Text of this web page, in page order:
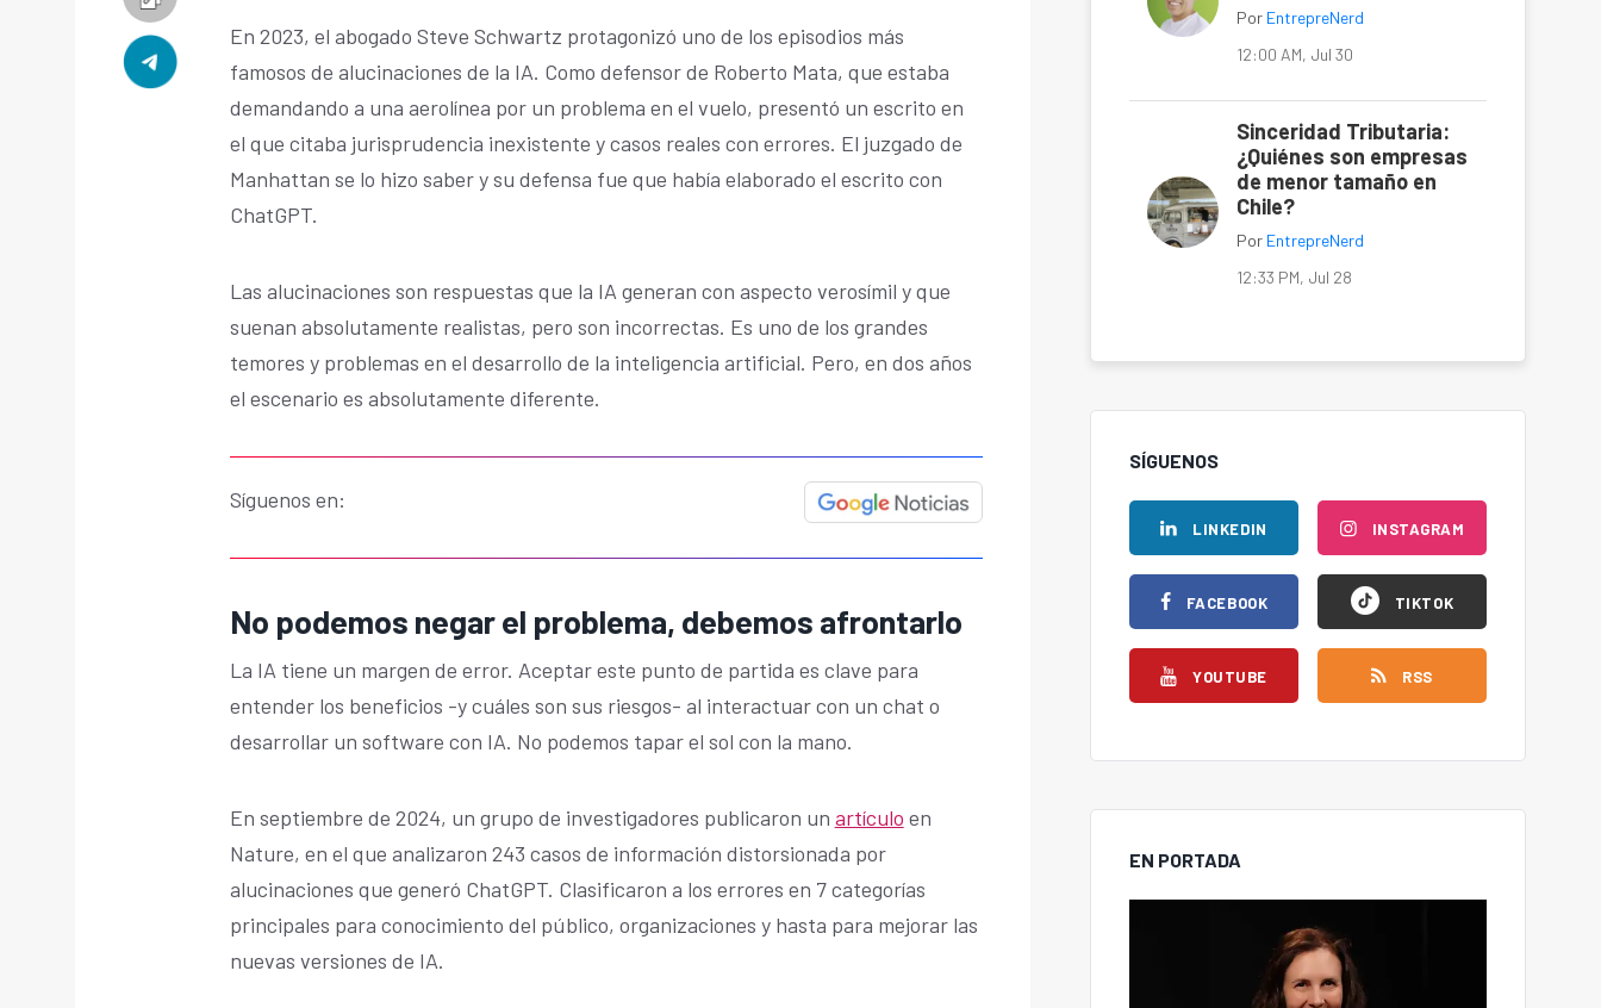
En 2023, el abogado Steve Schwartz protagonizó uno de los episodios más
famosos de alucinaciones de la IA. Como defensor de Roberto Mata, que estaba
demandando a una aerolínea por un problema en el vuelo, presentó un escrito en
el que citaba jurisprudencia inexistente y casos reales con errores. El juzgado de
Manhattan se lo hizo saber y su defensa fue que había elaborado el escrito con
ChatGPT.
Las alucinaciones son respuestas que la IA generan con aspecto verosímil y que
suenan absolutamente realistas, pero son incorrectas. Es uno de los grandes
temores y problemas en el desarrollo de la inteligencia artificial. Pero, en dos años
el escenario es absolutamente diferente.
Síguenos en:
No podemos negar el problema, debemos afrontarlo
La IA tiene un margen de error. Aceptar este punto de partida es clave para
entender los beneficios -y cuáles son sus riesgos- al interactuar con un chat o
desarrollar un software con IA. No podemos tapar el sol con la mano.
En septiembre de 2024, un grupo de investigadores publicaron un artículo en
Nature, en el que analizaron 243 casos de información distorsionada por
alucinaciones que generó ChatGPT. Clasificaron a los errores en 7 categorías
principales para conocimiento del público, organizaciones y hasta para mejorar las
nuevas versiones de IA.
Por EntrepreNerd
12:00 AM, Jul 30
Sinceridad Tributaria:
¿Quiénes son empresas
de menor tamaño en
Chile?
Por EntrepreNerd
12:33 PM, Jul 28
SÍGUENOS
LINKEDIN
FACEBOOK
YOUTUBE
INSTAGRAM
TIKTOK
RSS
EN PORTADA